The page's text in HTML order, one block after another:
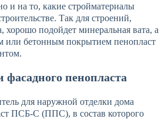
и на то, какие стройматериалы
Так для строений,
хорошо подойдет минеральная вата, а
или бетонным покрытием пенопласт
фасадного пенопласта
для наружной отделки дома
ПСБ-С (ППС), в состав которого